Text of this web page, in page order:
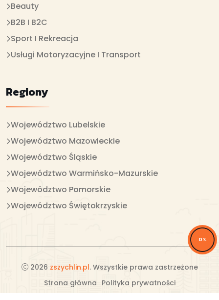
0%
Beauty
B2B I B2C
Sport I Rekreacja
Usługi Motoryzacyjne I Transport
Regiony
Województwo Lubelskie
Województwo Mazowieckie
Województwo Śląskie
Województwo Warmińsko-Mazurskie
Województwo Pomorskie
Województwo Świętokrzyskie
2026 zszychlin.pl. Wszystkie prawa zastrzeżone
Strona główna Polityka prywatności